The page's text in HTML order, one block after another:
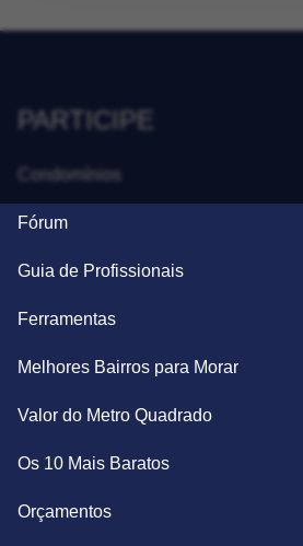
PARTICIPE
Condomínios
Fórum
Guia de Profissionais
Ferramentas
Melhores Bairros para Morar
Valor do Metro Quadrado
Os 10 Mais Baratos
Orçamentos